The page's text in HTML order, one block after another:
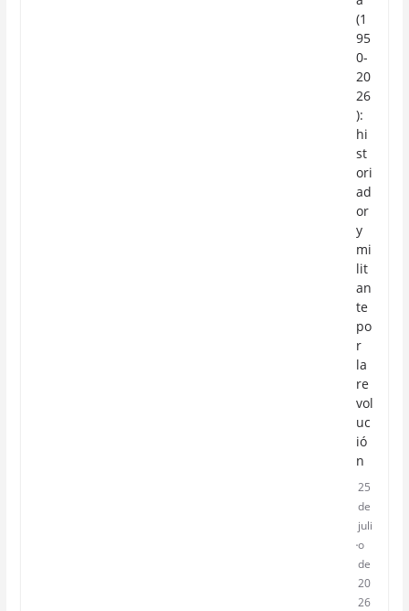
(1
95
0-
20
26
):
hi
st
ori
ad
or
y
mi
lit
an
te
po
r
la
re
vol
uc
ió
n
25
de
juli
o
de
20
26